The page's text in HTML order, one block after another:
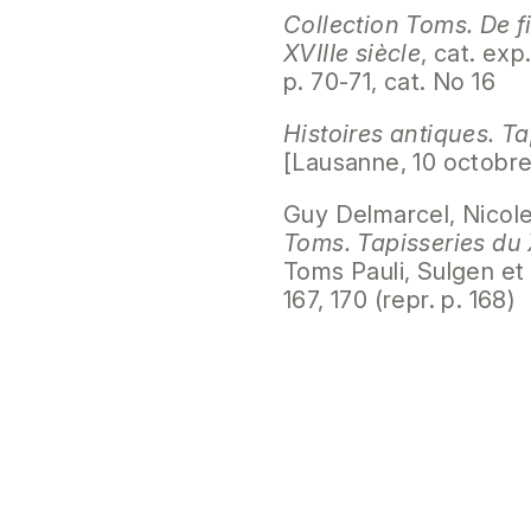
Collection Toms. De
XVIIIe siècle, cat.
p. 70-71, cat. No 16
Histoires antiques.
[Lausanne, 10
Guy Delmarcel,
Toms. Tapisseries
Toms Pauli, Sulgen
167, 170 (repr. p. 168)